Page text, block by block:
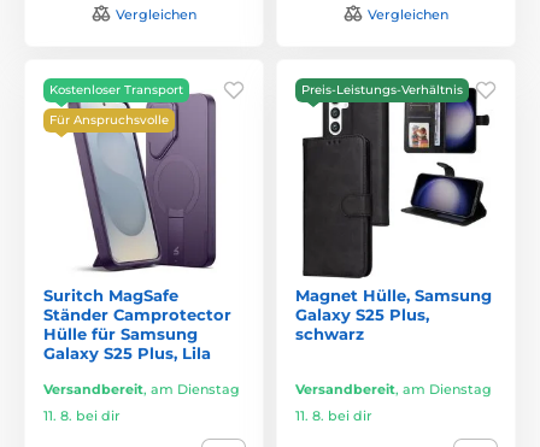
Vergleichen Vergleichen
Kostenloser Transport
Für Anspruchsvolle
Suritch MagSafe
Ständer Camprotector
Hülle für Samsung
Galaxy S25 Plus, Lila
Versandbereit, am Dienstag
11. 8. bei dir
Preis-Leistungs-Verhältnis
Magnet Hülle, Samsung
Galaxy S25 Plus,
schwarz
Versandbereit, am Dienstag
11. 8. bei dir